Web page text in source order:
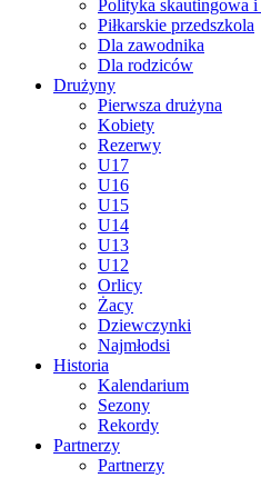
Polityka skautingowa i
Piłkarskie przedszkola
Dla zawodnika
Dla rodziców
Drużyny
Pierwsza drużyna
Kobiety
Rezerwy
U17
U16
U15
U14
U13
U12
Orlicy
Żacy
Dziewczynki
Najmłodsi
Historia
Kalendarium
Sezony
Rekordy
Partnerzy
Partnerzy